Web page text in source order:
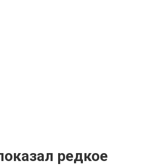
редкое